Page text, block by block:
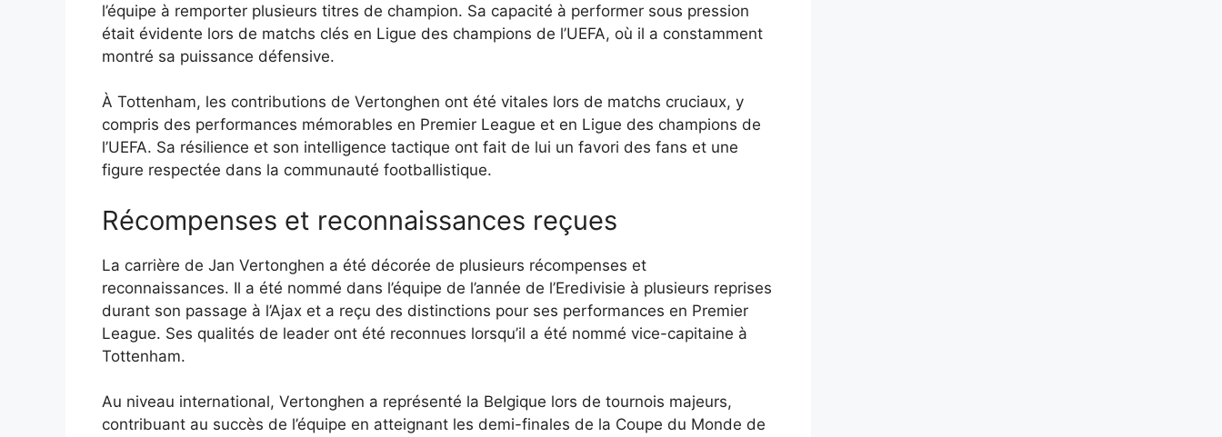
l’équipe à remporter plusieurs titres de champion. Sa capacité à performer sous pression
était évidente lors de matchs clés en Ligue des champions de l’UEFA, où il a constamment
montré sa puissance défensive.
À Tottenham, les contributions de Vertonghen ont été vitales lors de matchs cruciaux, y
compris des performances mémorables en Premier League et en Ligue des champions de
l’UEFA. Sa résilience et son intelligence tactique ont fait de lui un favori des fans et une
figure respectée dans la communauté footballistique.
Récompenses et reconnaissances reçues
La carrière de Jan Vertonghen a été décorée de plusieurs récompenses et
reconnaissances. Il a été nommé dans l’équipe de l’année de l’Eredivisie à plusieurs reprises
durant son passage à l’Ajax et a reçu des distinctions pour ses performances en Premier
League. Ses qualités de leader ont été reconnues lorsqu’il a été nommé vice-capitaine à
Tottenham.
Au niveau international, Vertonghen a représenté la Belgique lors de tournois majeurs,
contribuant au succès de l’équipe en atteignant les demi-finales de la Coupe du Monde de